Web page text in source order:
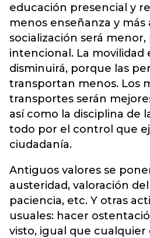
educación presencial y
menos enseñanza y más
socialización será menor,
intencional. La movilidad
disminuirá, porque las
transportan menos. Los
transportes serán
así como la disciplina de
todo por el control que
ciudadanía.
Antiguos valores se
austeridad, valoración
paciencia, etc. Y otras
usuales: hacer
visto, igual que cualquier